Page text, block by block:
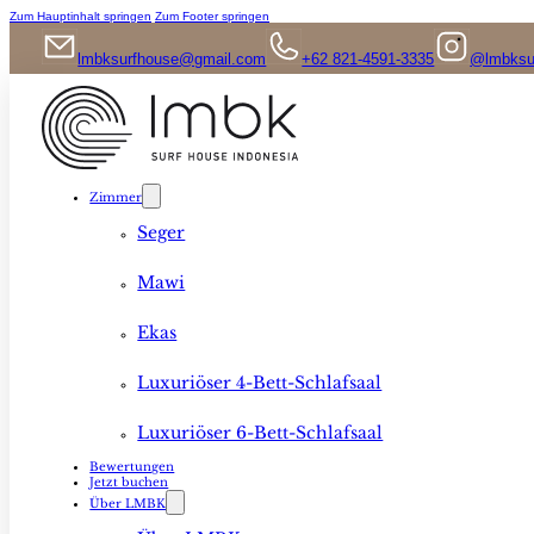
Zum Hauptinhalt springen Zum Footer springen
lmbksurfhouse@gmail.com +62 821-4591-3335
Zimmer
Seger
Mawi
Ekas
Luxuriöser 4-Bett-Schlafsaal
Luxuriöser 6-Bett-Schlafsaal
Bewertungen
Jetzt buchen
Über LMBK